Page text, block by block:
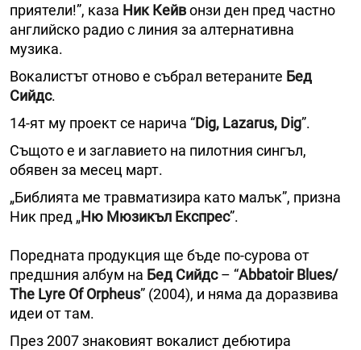
приятели!”, каза Ник Кейвонзи ден пред частно
английско радио с линия за алтернативна
музика.
Вокалистът отново е събрал ветераните Бед
Сийдс.
14-ят му проект се нарича “Dig, Lazarus, Dig”.
Същото е и заглавието на пилотния сингъл,
обявен за месец март.
„Библията ме травматизира като малък”, призна
Ник пред „Ню Мюзикъл Експрес”.
Поредната продукция ще бъде по-сурова от
предшния албум на Бед Сийдс– “Abbatoir Blues/
The Lyre Of Orpheus” (2004), и няма да доразвива
идеи от там.
През 2007 знаковият вокалист дебютира